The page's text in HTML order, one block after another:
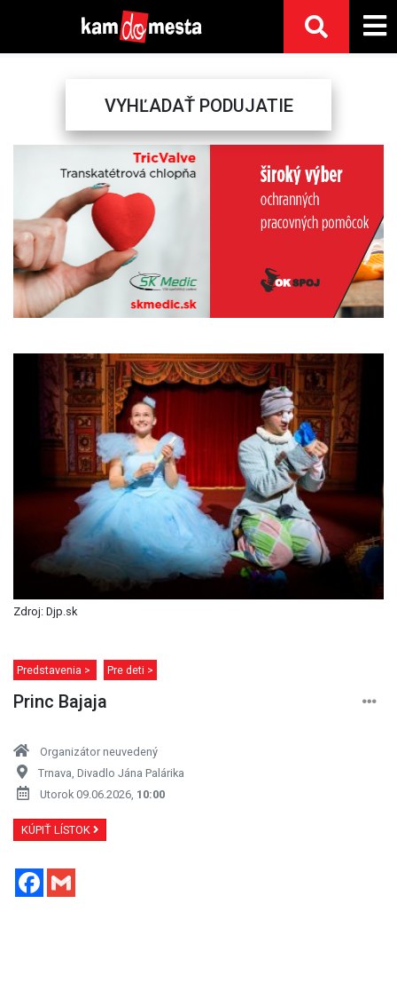
VYHĽADAŤ PODUJATIE
Previous Next
Zdroj: Djp.sk
Predstavenia > Pre deti >
Princ Bajaja
Organizátor neuvedený
Trnava, Divadlo Jána Palárika
Utorok 09.06.2026, 10:00
KÚPIŤ LÍSTOK
Facebook